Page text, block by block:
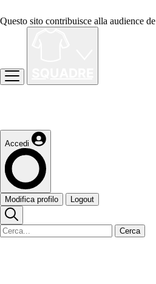
Questo sito contribuisce alla audience de
Accedi
Modifica profilo Logout
Cerca